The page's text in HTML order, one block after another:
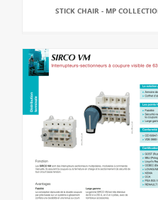
STICK CHAIR - MP